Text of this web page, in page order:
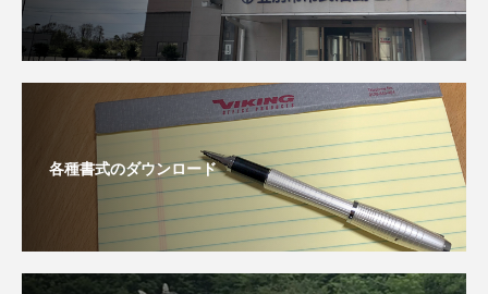
各種書式のダウンロード